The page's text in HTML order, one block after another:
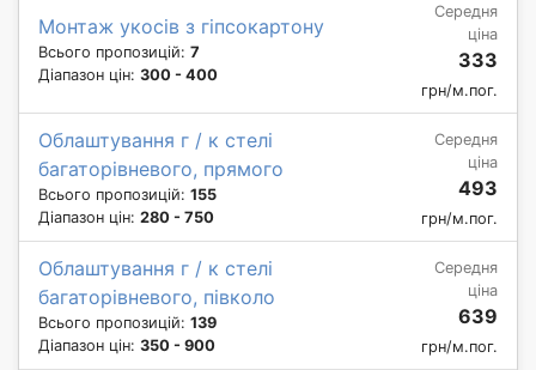
Монтаж укосів з гіпсокартону
Всього пропозицій: 7
Діапазон цін: 300 - 400
Середня
ціна
333
грн/м.пог.
Облаштування г / к стелі
багаторівневого, прямого
Всього пропозицій: 155
Діапазон цін: 280 - 750
Середня
ціна
493
грн/м.пог.
Облаштування г / к стелі
багаторівневого, півколо
Всього пропозицій: 139
Діапазон цін: 350 - 900
Середня
ціна
639
грн/м.пог.